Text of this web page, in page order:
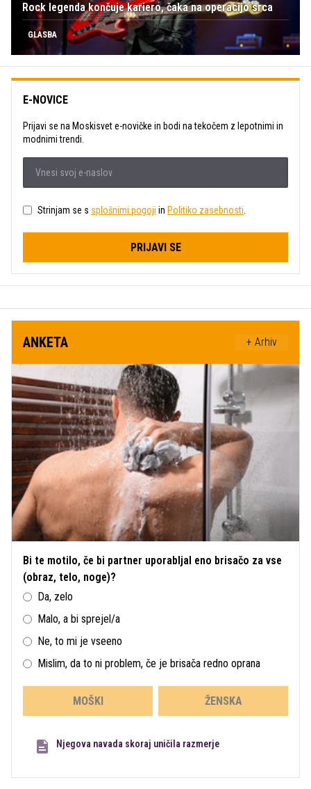
Rock legenda končuje kariero, čaka na operacijo srca
GLASBA
E-NOVICE
Prijavi se na Moskisvet e-novičke in bodi na tekočem z lepotnimi in
modnimi trendi.
Strinjam se s splošnimi pogoji in Politiko zasebnosti
PRIJAVI SE
ANKETA + Arhiv
Bi te motilo, če bi partner uporabljal eno brisačo za vse
(obraz, telo, noge)?
Da, zelo
Malo, a bi sprejel/a
Ne, to mi je vseeno
Mislim, da to ni problem, če je brisača redno oprana
MOŠKI ŽENSKA
Njegova navada skoraj uničila razmerje